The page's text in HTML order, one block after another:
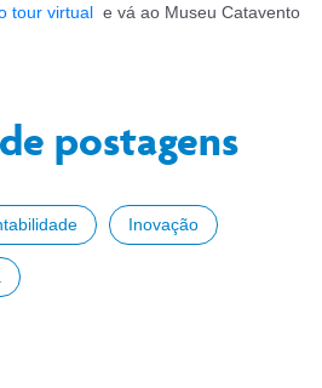
tour virtual e vá ao Museu Catavento
postagens
Inovação